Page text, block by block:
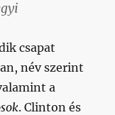
csapat
név szerint
a
. Clinton és